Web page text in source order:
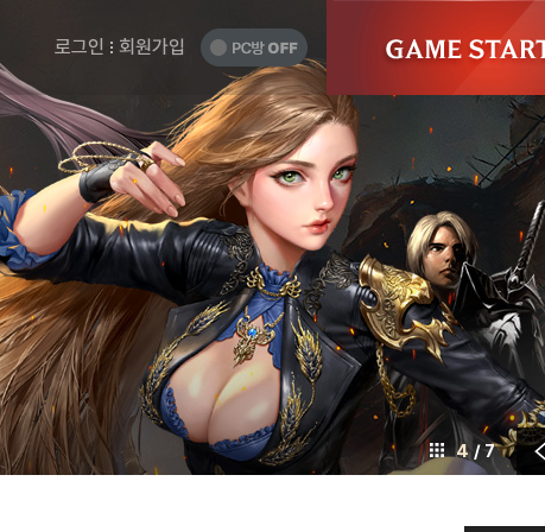
로그인 회원가입
PC
방
OFF
시
작
하
기
5 / 7